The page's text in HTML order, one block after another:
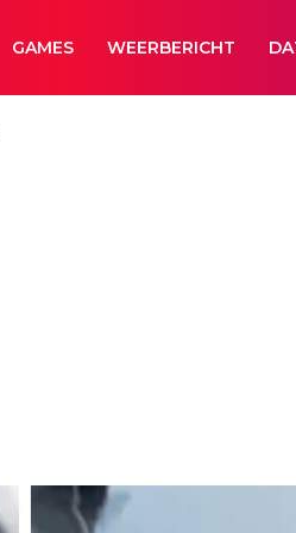
GAMES WEERBERICHT